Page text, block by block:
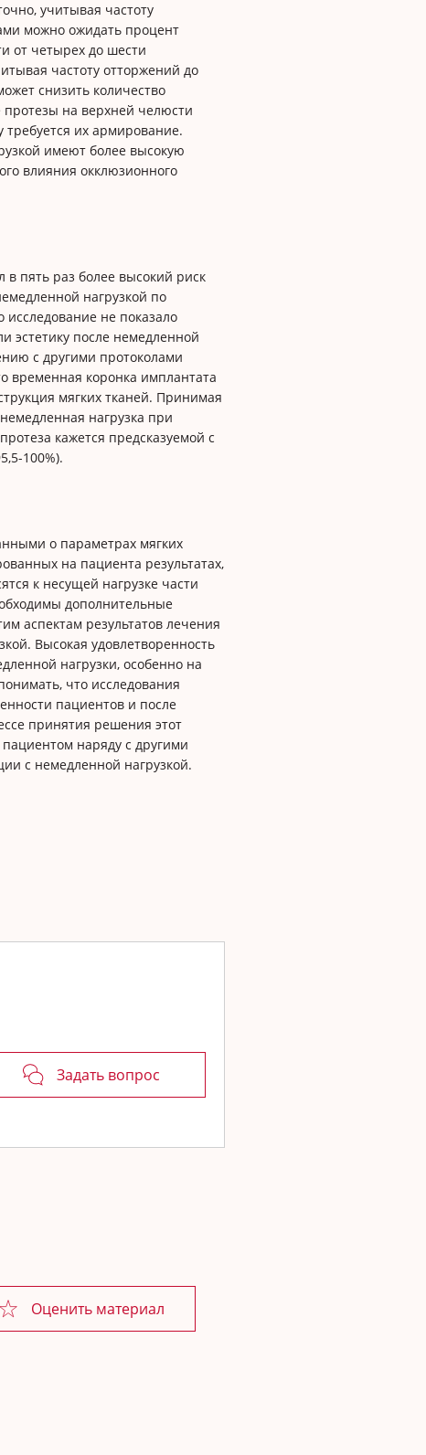
учитывая частоту
можно ожидать процент
от четырех до шести
частоту отторжений до
снизить количество
на верхней челюсти
их армирование.
имеют более высокую
влияния окклюзионного
пять раз более высокий риск
нагрузкой по
не показало
эстетику после немедленной
с другими протоколами
временная коронка имплантата
мягких тканей. Принимая
нагрузка при
кажется предсказуемой с
100%).
о параметрах мягких
на пациента результатах,
к несущей нагрузке части
дополнительные
аспектам результатов лечения
Высокая удовлетворенность
нагрузки, особенно на
что исследования
пациентов и после
принятия решения этот
наряду с другими
с немедленной нагрузкой.
Задать вопрос
Оценить материал